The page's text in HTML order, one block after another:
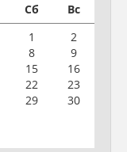
Сб
Вс
1
2
8
9
15
16
22
23
29
30